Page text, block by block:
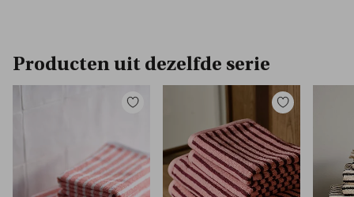
Producten uit dezelfde serie
Toevoegen
Toevoegen